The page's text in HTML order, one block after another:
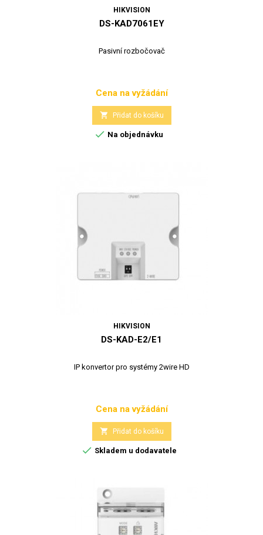
HIKVISION
DS-KAD7061EY
Pasivní rozbočovač
Cena
Cena na vyžádání
 Přidat do košíku
 Na objednávku
HIKVISION
DS-KAD-E2/E1
IP konvertor pro systémy 2wire HD
Cena
Cena na vyžádání
 Přidat do košíku
 Skladem u dodavatele